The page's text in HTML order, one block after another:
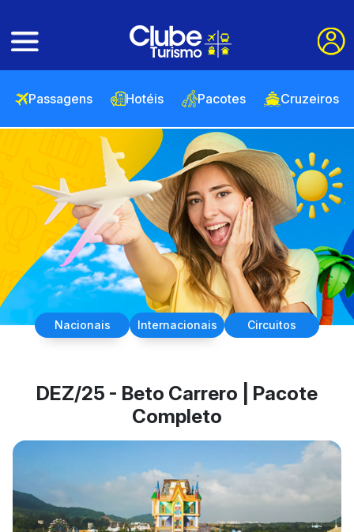
Passagens Hotéis Pacotes Cruzeiros
Nacionais Internacionais Circuitos
DEZ/25 - Beto Carrero | Pacote
Completo